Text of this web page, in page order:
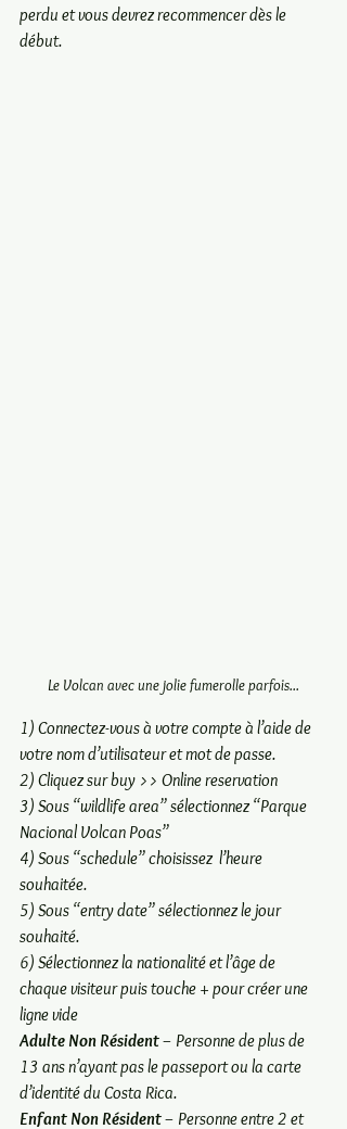
perdu et vous devrez recommencer dès le
début.
Le Volcan avec une jolie fumerolle parfois...
1) Connectez-vous à votre compte à l’aide de
votre nom d’utilisateur et mot de passe.
2) Cliquez sur buy >> Online reservation
3) Sous “wildlife area” sélectionnez “Parque
Nacional Volcan Poas”
4) Sous “schedule” choisissez  l’heure
souhaitée.
5) Sous “entry date” sélectionnez le jour
souhaité.
6) Sélectionnez la nationalité et l’âge de
chaque visiteur puis touche + pour créer une
ligne vide
Adulte Non Résident – Personne de plus de
13 ans n’ayant pas le passeport ou la carte
d’identité du Costa Rica.
Enfant Non Résident – Personne entre 2 et